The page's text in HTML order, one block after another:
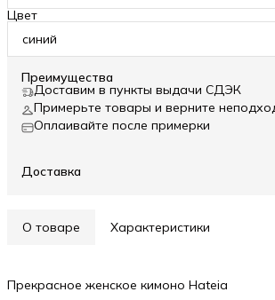
Цвет
синий
Преимущества
Доставим в пункты выдачи СДЭК
Примерьте товары и верните
Оплаивайте после примерки
Доставка
О товаре Характеристики
Прекрасное женское кимоно Hateia